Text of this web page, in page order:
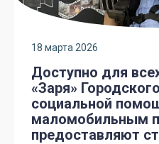
18 марта 2026
Доступно для
«Заря»
социальной
маломобильным
предоставляют